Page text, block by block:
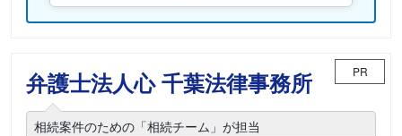
弁護士法人心 千葉法律事務所 PR
相続案件のための「相続チーム」が担当